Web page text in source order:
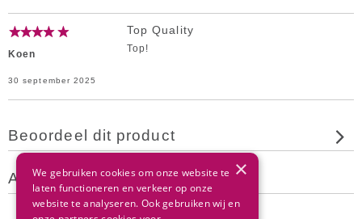
Koen
30 september 2025
Top Quality
Top!
Beoordeel dit product
Andere klanten bekeken ook ×
We gebruiken cookies om onze website te
laten functioneren en verkeer op onze
website te analyseren. Ook gebruiken wij en